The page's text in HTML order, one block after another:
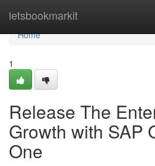
letsbookmarkit
Home
Home
1
Release The
Growth with SAP
One